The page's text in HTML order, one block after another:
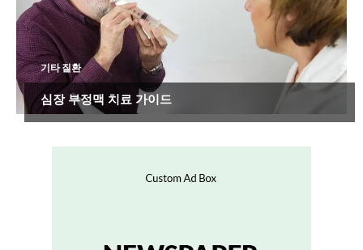
기타 질환
심장 부정맥 치료 가이드